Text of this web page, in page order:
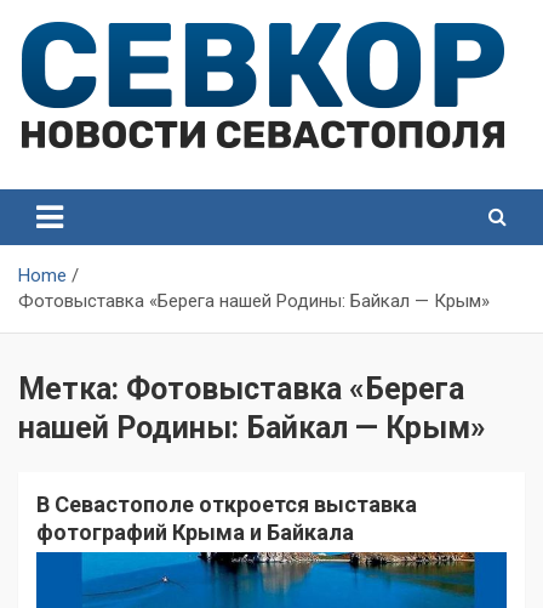
content
Севастополя
Севастополя
Home
Фотовыставка «Берега нашей Родины: Байкал — Крым»
Метка: Фотовыставка «Берега
нашей Родины: Байкал — Крым»
В Севастополе откроется выставка
фотографий Крыма и Байкала